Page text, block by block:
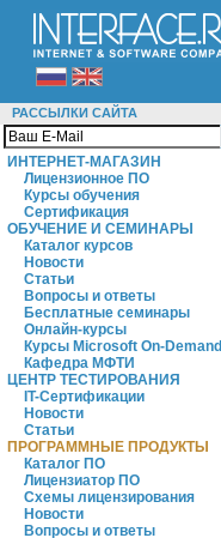
РАССЫЛКИ САЙТА
ИНТЕРНЕТ-МАГАЗИН
Лицензионное ПО
Курсы обучения
Сертификация
ОБУЧЕНИЕ И СЕМИНАРЫ
Каталог курсов
Новости
Статьи
Вопросы и ответы
Бесплатные семинары
Онлайн-курсы
Курсы Microsoft On-Demand
Кафедра МФТИ
ЦЕНТР ТЕСТИРОВАНИЯ
IT-Сертификации
Новости
Статьи
ПРОГРАММНЫЕ ПРОДУКТЫ
Каталог ПО
Лицензиатор ПО
Схемы лицензирования
Новости
Вопросы и ответы